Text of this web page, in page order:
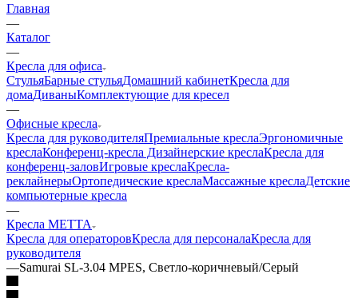
Главная
—
Каталог
—
Кресла для офиса
СтульяБарные стульяДомашний кабинетКресла для
домаДиваныКомплектующие для кресел
—
Офисные кресла
Кресла для руководителяПремиальные креслаЭргономичные
креслаКонференц-кресла Дизайнерские креслаКресла для
конференц-заловИгровые креслаКресла-
реклайнерыОртопедические креслаМассажные креслаДетские
компьютерные кресла
—
Кресла METTA
Кресла для операторовКресла для персоналаКресла для
руководителя
—Samurai SL-3.04 MPES, Светло-коричневый/Серый